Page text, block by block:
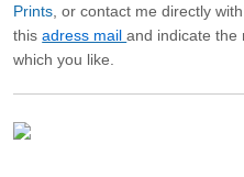
Prints , or contact me directly
thisadress mailand indicate the
which you like.